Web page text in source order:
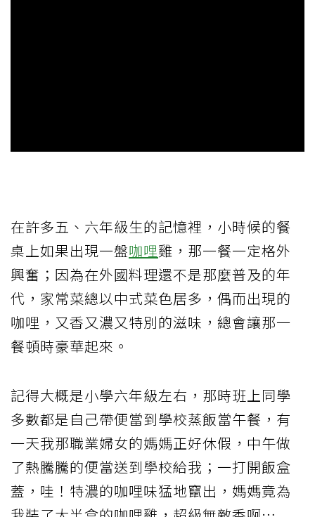
在許多五、六年級生的記憶裡，小時候的餐
桌上如果出現一盤咖哩雞，那一餐一定格外
興奮；因為在外國料理還不是那麼普及的年
代，家常菜總以中式菜色居多，偶而出現的
咖哩，又香又濃又特別的滋味，總會讓那一
餐頓時豪華起來。
記得大概是小學六年級左右，那時班上同學
多數都是自己帶便當到學校蒸飯當午餐，有
一天我那職業婦女的媽媽正好休假，中午做
了熱騰騰的便當送到學校給我；一打開飯盒
蓋，哇！特濃的咖哩味猛地竄出，媽媽竟為